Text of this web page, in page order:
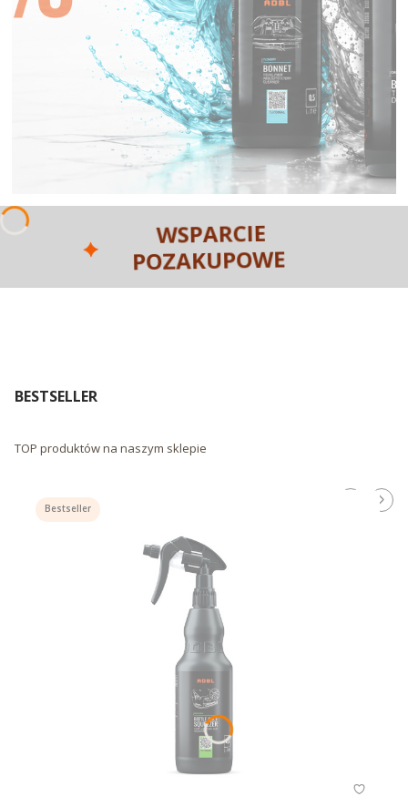
WSPARCIE
POZAKUPOWE
BESTSELLER
TOP produktów na naszym sklepie
Bestseller